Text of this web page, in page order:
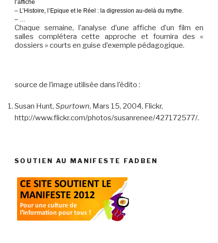
l’affiche
– L’Histoire, l’Epique et le Réel : la digression au-delà du mythe.
– …
Chaque semaine, l’analyse d’une affiche d’un film en
salles complétera cette approche et fournira des «
dossiers » courts en guise d’exemple pédagogique.
source de l’image utilisée dans l’édito :
Susan Hunt, Spurtown, Mars 15, 2004, Flickr,
http://www.flickr.com/photos/susanrenee/427172577/.
SOUTIEN AU MANIFESTE FADBEN